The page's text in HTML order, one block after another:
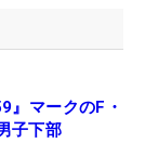
マークのF・
子下部